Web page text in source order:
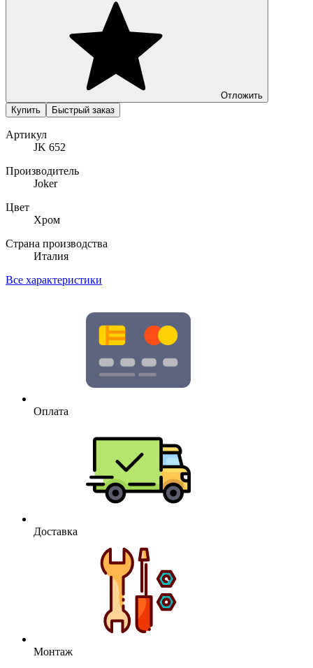
Отложить
Купить
Быстрый заказ
Артикул
JK 652
Производитель
Joker
Цвет
Хром
Страна производства
Италия
Все характеристики
Оплата
Доставка
Монтаж